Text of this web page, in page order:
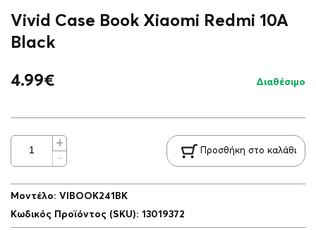
Vivid Case Book Xiaomi Redmi 10A
Black
4.99€ Διαθέσιμο
Προσθήκη στο καλάθι
Μοντέλο: VIBOOK241BK
Κωδικός Προϊόντος (SKU): 13019372